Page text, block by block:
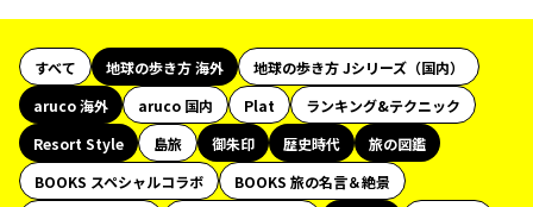
すべて 地球の歩き方 海外
地球の歩き方 Jシリーズ（国内）
aruco 海外
aruco 国内 Plat
ランキング&テクニック
Resort Style
島旅 御朱印 歴史時代
旅の図鑑
BOOKS スペシャルコラボ
BOOKS 旅の名言＆絶景